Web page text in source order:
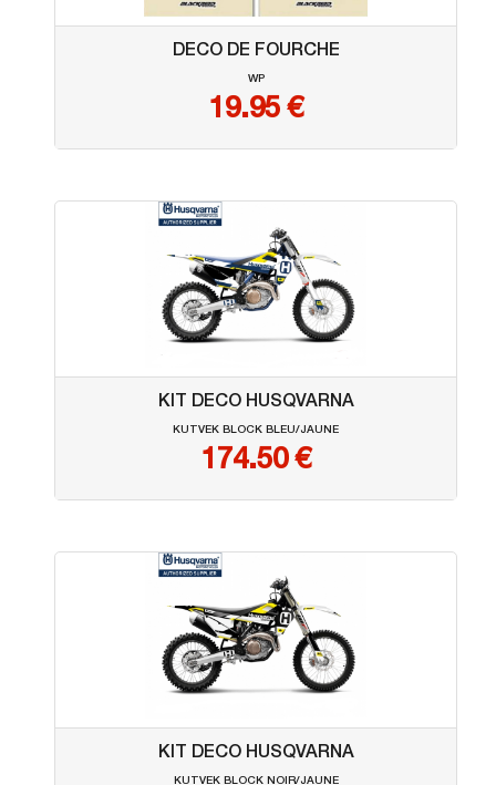
DECO DE FOURCHE
WP
19.95€
KIT DECO HUSQVARNA
KUTVEK BLOCK BLEU/JAUNE
174.50€
KIT DECO HUSQVARNA
KUTVEK BLOCK NOIR/JAUNE